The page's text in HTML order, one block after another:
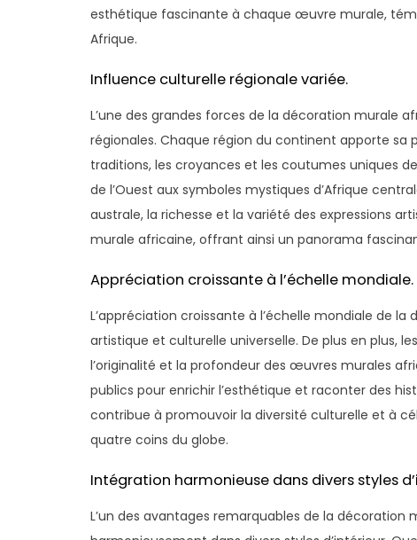
esthétique fascinante à chaque œuvre murale,
Afrique.
Influence culturelle régionale variée.
L’une des grandes forces de la décoration murale
régionales. Chaque région du continent apporte
traditions, les croyances et les coutumes uniques
de l’Ouest aux symboles mystiques d’Afrique
australe, la richesse et la variété des expressions
murale africaine, offrant ainsi un panorama
Appréciation croissante à l’échelle mondiale.
L’appréciation croissante à l’échelle mondiale de
artistique et culturelle universelle. De plus en plus,
l’originalité et la profondeur des œuvres murales
publics pour enrichir l’esthétique et raconter des
contribue à promouvoir la diversité culturelle et à
quatre coins du globe.
Intégration harmonieuse dans divers styles
L’un des avantages remarquables de la